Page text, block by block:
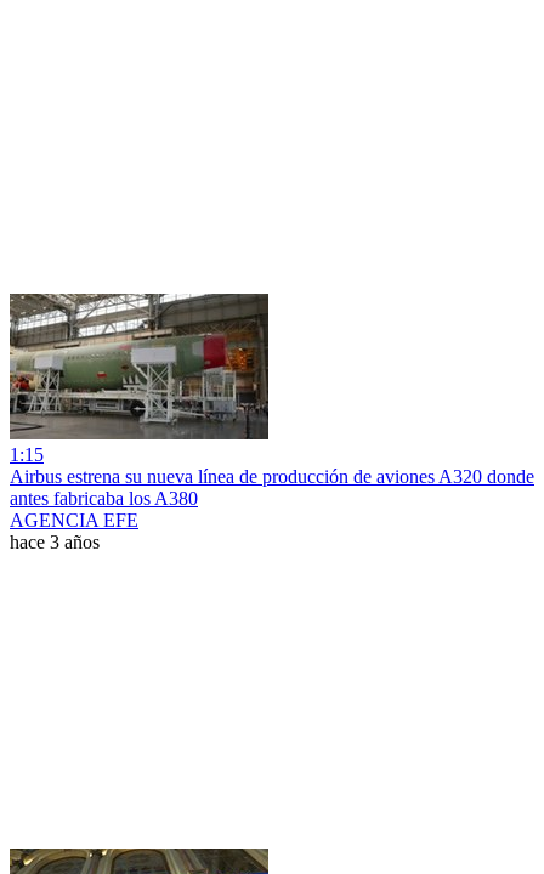
1:15
Airbus estrena su nueva línea de producción de aviones A320 donde
antes fabricaba los A380
AGENCIA EFE
hace 3 años